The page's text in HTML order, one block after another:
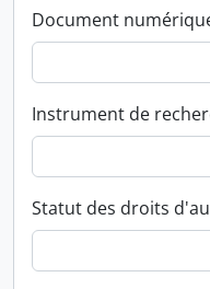
Document
Instrument de
Statut des droits